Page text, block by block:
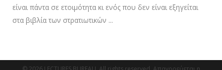
είναι πάντα σε ετοιμότητα κι ενός που δεν είναι εξηγείται
στα βιβλία των στρατιωτικών ...